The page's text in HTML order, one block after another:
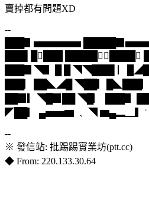
賣掉都有問題XD
--
███▋▅▅▅▅▅
███▌█▎███ █████▋▎████▋
███▊◥▋ █ █
███▏██◣◢█ ◥██▎█◣███▏
██▉▎◥█▉██ ◥█▏ ███▋
◤██▎ ▄▅▅▆ ﹑ ◥ ▆▄▂▁▍˙
--
※ 發信站: 批踢踢實業坊(ptt.cc)
◆ From: 220.133.30.64